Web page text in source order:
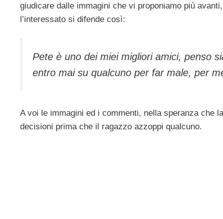
giudicare dalle immagini che vi proponiamo più
l’interessato si difende così:
Pete è uno dei miei migliori amici, penso
entro mai su qualcuno per far male, per
A voi le immagini ed i commenti, nella speranza che
decisioni prima che il ragazzo azzoppi qualcuno.